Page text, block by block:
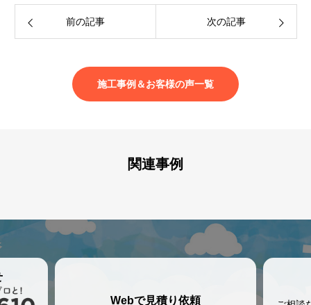
前の記事 次の記事
施工事例＆お客様の声一覧
関連事例
Webで見積り依頼